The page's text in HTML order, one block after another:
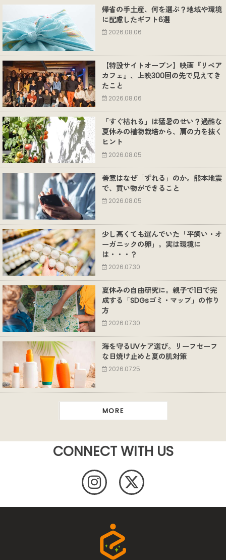
帰省の手土産、何を選ぶ？地域や環境
に配慮したギフト6選
2026.08.06
【特設サイトオープン】映画『リペア
カフェ』、上映300回の先で見えてき
たこと
2026.08.06
「すぐ枯れる」は猛暑のせい？過酷な
夏休みの植物栽培から、肩の力を抜く
ヒント
2026.08.05
善意はなぜ「ずれる」のか。熊本地震
で、買い物ができること
2026.08.05
少し高くても選んでいた「平飼い・オ
ーガニックの卵」。実は環境に
は・・・？
2026.07.30
夏休みの自由研究に。親子で1日で完
成する「SDGsゴミ・マップ」の作り
方
2026.07.30
海を守るUVケア選び。リーフセーフ
な日焼け止めと夏の肌対策
2026.07.25
MORE
CONNECT WITH US